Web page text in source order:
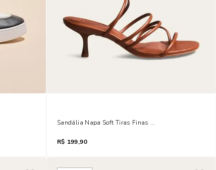
Sandália Napa Soft Tiras Finas Marrom Salto Fino
R$ 199,90